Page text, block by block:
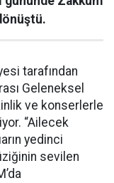
tarafından
Geleneksel
ve konserlerle
“Ailecek
yedinci
sevilen